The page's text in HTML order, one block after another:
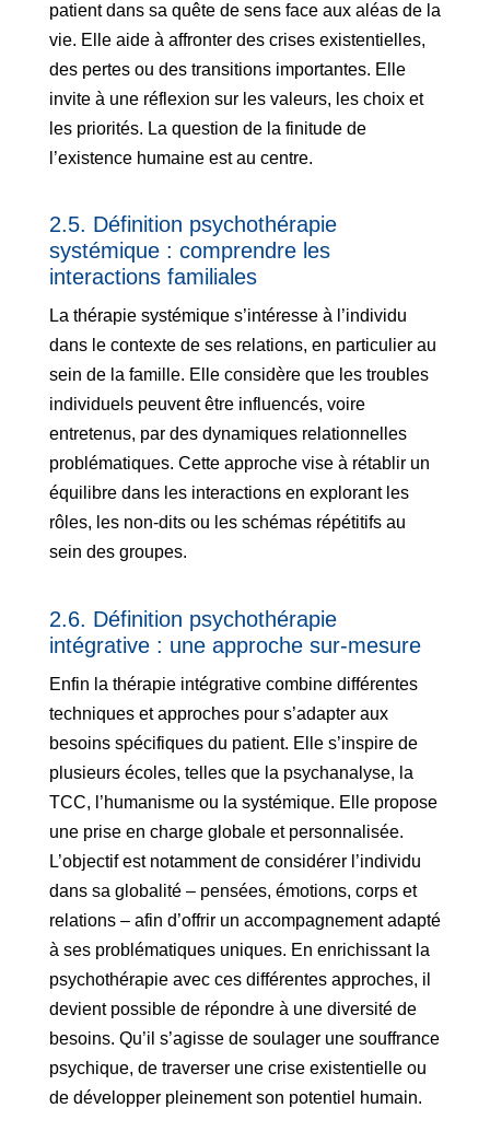
patient dans sa quête de sens face aux aléas de la
vie. Elle aide à affronter des crises existentielles,
des pertes ou des transitions importantes. Elle
invite à une réflexion sur les valeurs, les choix et
les priorités. La question de la finitude de
l’existence humaine est au centre.
2.5. Définition psychothérapie
systémique : comprendre les
interactions familiales
La thérapie systémique s’intéresse à l’individu
dans le contexte de ses relations, en particulier au
sein de la famille. Elle considère que les troubles
individuels peuvent être influencés, voire
entretenus, par des dynamiques relationnelles
problématiques. Cette approche vise à rétablir un
équilibre dans les interactions en explorant les
rôles, les non-dits ou les schémas répétitifs au
sein des groupes.
2.6. Définition psychothérapie
intégrative : une approche sur-mesure
Enfin la thérapie intégrative combine différentes
techniques et approches pour s’adapter aux
besoins spécifiques du patient. Elle s’inspire de
plusieurs écoles, telles que la psychanalyse, la
TCC, l’humanisme ou la systémique. Elle propose
une prise en charge globale et personnalisée.
L’objectif est notamment de considérer l’individu
dans sa globalité – pensées, émotions, corps et
relations – afin d’offrir un accompagnement adapté
à ses problématiques uniques. En enrichissant la
psychothérapie avec ces différentes approches, il
devient possible de répondre à une diversité de
besoins. Qu’il s’agisse de soulager une souffrance
psychique, de traverser une crise existentielle ou
de développer pleinement son potentiel humain.